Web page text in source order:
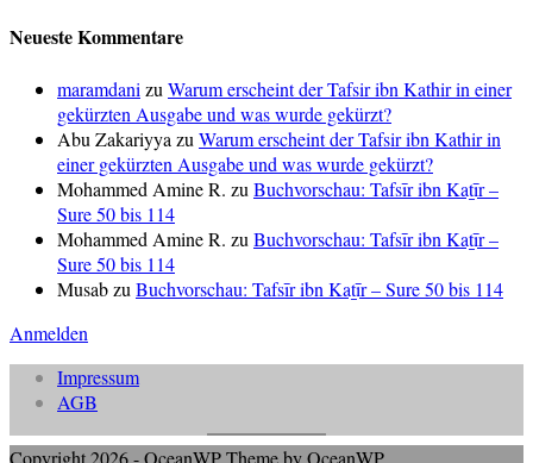
Neueste Kommentare
maramdani zu Warum erscheint der Tafsir ibn Kathir in einer
gekürzten Ausgabe und was wurde gekürzt?
Abu Zakariyya zu Warum erscheint der Tafsir ibn Kathir in
einer gekürzten Ausgabe und was wurde gekürzt?
Mohammed Amine R. zu Buchvorschau: Tafsīr ibn Kaṯīr –
Sure 50 bis 114
Mohammed Amine R. zu Buchvorschau: Tafsīr ibn Kaṯīr –
Sure 50 bis 114
Musabzu Buchvorschau: Tafsīr ibn Kaṯīr – Sure 50 bis 114
Anmelden
Impressum
AGB
Copyright 2026 - OceanWP Theme by OceanWP